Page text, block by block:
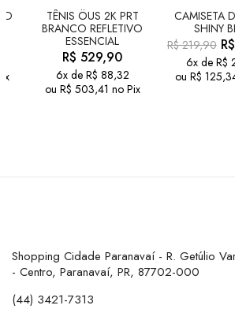
TÊNIS ÖUS 2K PRT
BRANCO REFLETIVO
ESSENCIAL
R$ 529,90
6x de R$ 88,32
ou R$ 503,41 no Pix
CAMISETA
SHINY
R$219,90 R$
6x de R$
ou R$
Shopping Cidade Paranavaí - R. Getúlio
- Centro, Paranavaí, PR, 87702-000
(44) 3421-7313